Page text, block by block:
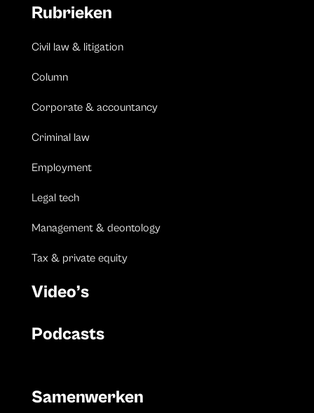
Rubrieken
Civil law & litigation
Column
Corporate & accountancy
Criminal law
Employment
Legal tech
Management & deontology
Tax & private equity
Video’s
Podcasts
Samenwerken